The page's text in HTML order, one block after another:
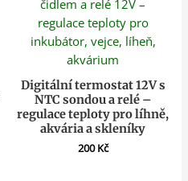
Digitální termostat 12V s
NTC sondou a relé –
regulace teploty pro líhně,
akvária a skleníky
200Kč